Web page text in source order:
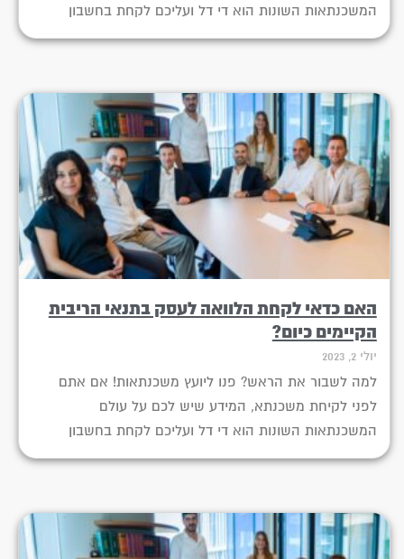
המשכנתאות השונות הוא די דל ועליכם לקחת בחשבון
האם כדאי לקחת הלוואה לעסק בתנאי הריבית
הקיימים כיום?
יולי 2, 2023
למה לשבור את הראש? פנו ליועץ משכנתאות! אם אתם
לפני לקיחת משכנתא, המידע שיש לכם על עולם
המשכנתאות השונות הוא די דל ועליכם לקחת בחשבון